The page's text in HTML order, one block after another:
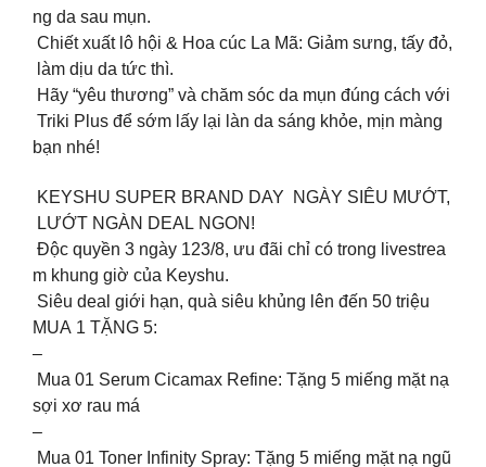
ng da sau mụn.
️ Chiết xuất lô hội & Hoa cúc La Mã: Giảm sưng, tấy đỏ,
làm dịu da tức thì.
Hãy “yêu thương” và chăm sóc da mụn đúng cách với
Triki Plus để sớm lấy lại làn da sáng khỏe, mịn màng
bạn nhé!
KEYSHU SUPER BRAND DAY NGÀY SIÊU MƯỚT,
LƯỚT NGÀN DEAL NGON!
Độc quyền 3 ngày 123/8, ưu đãi chỉ có trong livestrea
m khung giờ của Keyshu.
Siêu deal giới hạn, quà siêu khủng lên đến 50 triệu
MUA 1 TẶNG 5:
–
Mua 01 Serum Cicamax Refine: Tặng 5 miếng mặt nạ
sợi xơ rau má
–
Mua 01 Toner Infinity Spray: Tặng 5 miếng mặt nạ ngũ